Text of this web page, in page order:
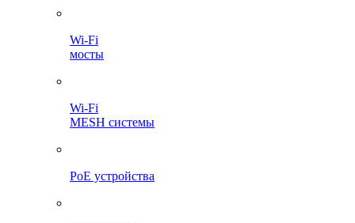
Wi-Fi
мосты
Wi-Fi
MESH системы
PoE устройства